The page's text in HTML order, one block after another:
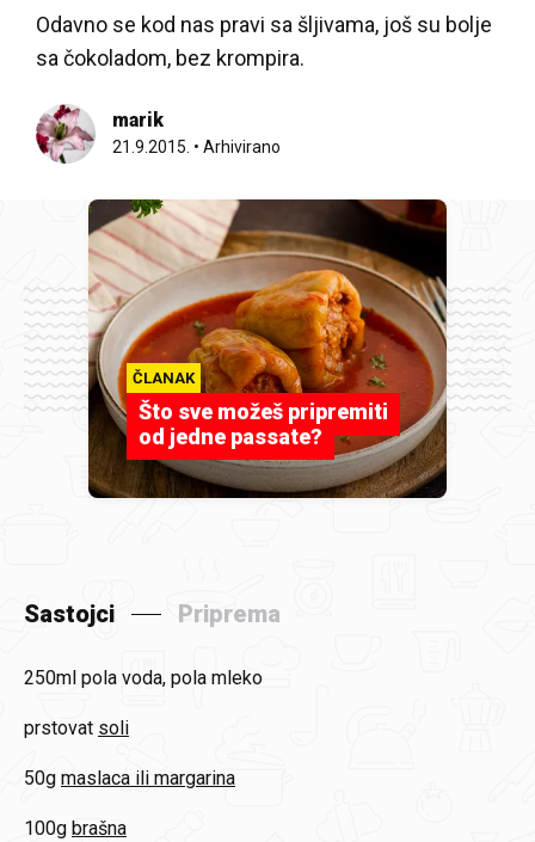
Odavno se kod nas pravi sa šljivama, još su bolje
sa čokoladom, bez krompira.
marik
21.9.2015. • Arhivirano
ČLANAK
Što sve možeš pripremiti
od jedne passate?
Sastojci Priprema
250ml pola voda, pola mleko
prstovat soli
50g maslaca ili margarina
100g brašna